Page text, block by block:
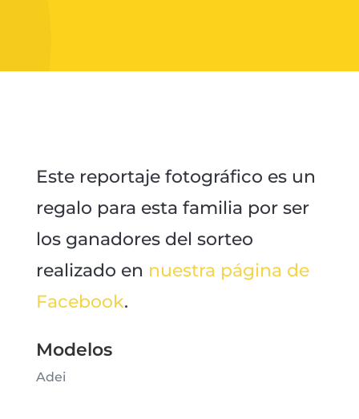
Este reportaje fotográfico es un
regalo para esta familia por ser
los ganadores del sorteo
realizado en nuestra página de
Facebook.
Modelos
Adei